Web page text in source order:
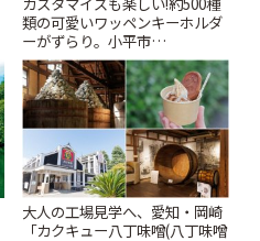
類の可愛いワッペンキーホルダ
ーがずらり。小平市
「Kimamaya T&K」 | ことりっ
ぷ
大人の工場見学へ、愛知・岡崎
「カクキュー八丁味噌(八丁味噌